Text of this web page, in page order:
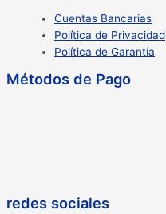
Cuentas Bancarias
Política de Privacidad
Política de Garantía
Métodos de Pago
redes sociales